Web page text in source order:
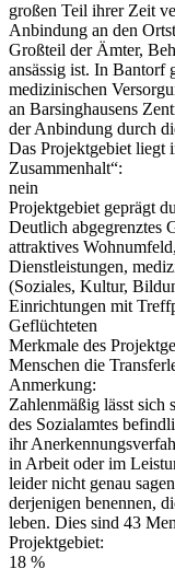
großen Teil ihrer Zeit
Anbindung an den
Großteil der Ämter,
ansässig ist. In Bantorf
medizinischen
an Barsinghausens
der Anbindung durch
Das Projektgebiet liegt
Zusammenhalt“:
nein
Projektgebiet geprägt
Deutlich abgegrenztes
attraktives
Dienstleistungen,
(Soziales, Kultur,
Einrichtungen mit
Geflüchteten
Merkmale des
Menschen die
Anmerkung:
Zahlenmäßig lässt sich
des Sozialamtes
ihr
in Arbeit oder im
leider nicht genau
derjenigen benennen,
leben. Dies sind 43
Projektgebiet:
18 %